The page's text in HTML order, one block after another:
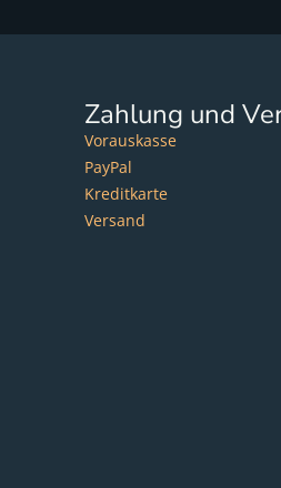
Zahlung und
Vorauskasse
PayPal
Kreditkarte
Versand